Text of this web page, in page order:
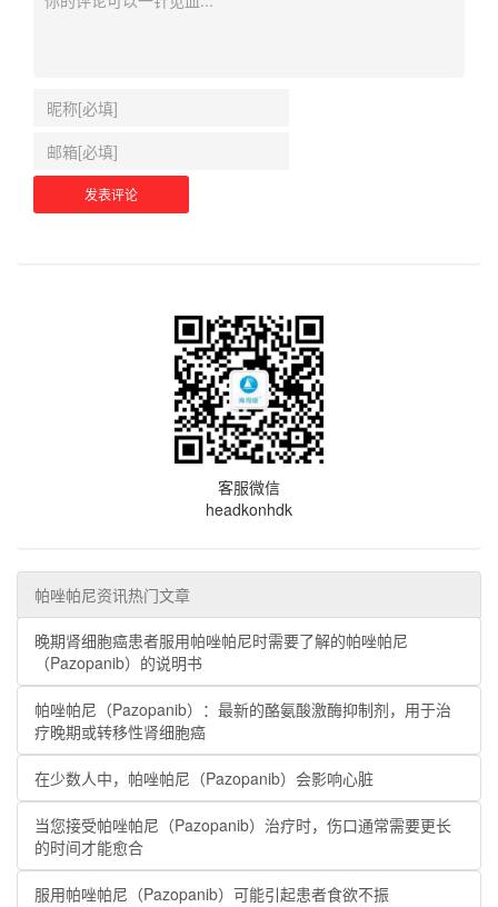
客服微信
headkonhdk
帕唑帕尼资讯热门文章
晚期肾细胞癌患者服用帕唑帕尼时需要了解的帕唑帕尼
（Pazopanib）的说明书
帕唑帕尼（Pazopanib）：最新的酪氨酸激酶抑制剂，用于治
疗晚期或转移性肾细胞癌
在少数人中，帕唑帕尼（Pazopanib）会影响心脏
当您接受帕唑帕尼（Pazopanib）治疗时，伤口通常需要更长
的时间才能愈合
服用帕唑帕尼（Pazopanib）可能引起患者食欲不振